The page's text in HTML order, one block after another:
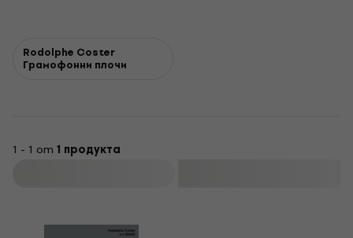
Rodolphe Coster
Грамофонни плочи
1 - 1 от 1 продукта